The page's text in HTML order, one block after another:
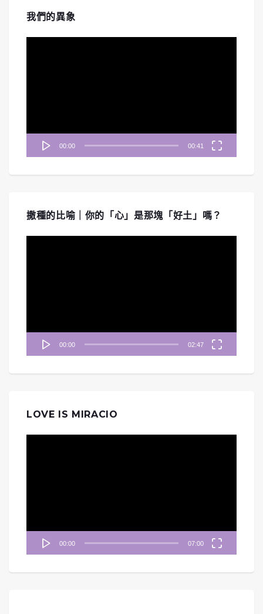
我們的異象
00:00 00:41
撒種的比喻｜你的「心」是那塊「好土」嗎？
00:00 02:47
LOVE IS MIRACIO
00:00 07:00